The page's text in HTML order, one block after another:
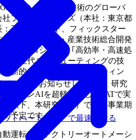
トハードウェアで最速にする
を用いた高速化技術のグローバ
フィックスターズ（本社：東京都
三木 聡、以下、フィックスター
新エネルギー・産業技術総合開発
したプロジェクト｢高効率・高速処
次世代コンピューティングの技
新的AIエッジコンピューティン
たことをお知らせします
。研究
ジョンAIを超軽量化し短TATで実
以下、本研究開発）です。事業期
予定です。
運転やファクトリーオートメーシ